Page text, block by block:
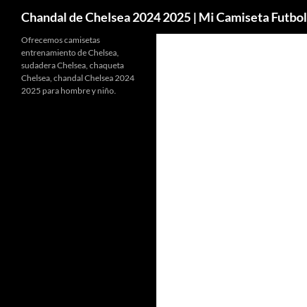
Chandal de Chelsea 2024 2025 | Mi Camiseta Futbol
Ofrecemos camisetas
entrenamiento de Chelsea,
sudadera Chelsea, chaqueta
Chelsea, chandal Chelsea 2024
2025 para hombre y niño.